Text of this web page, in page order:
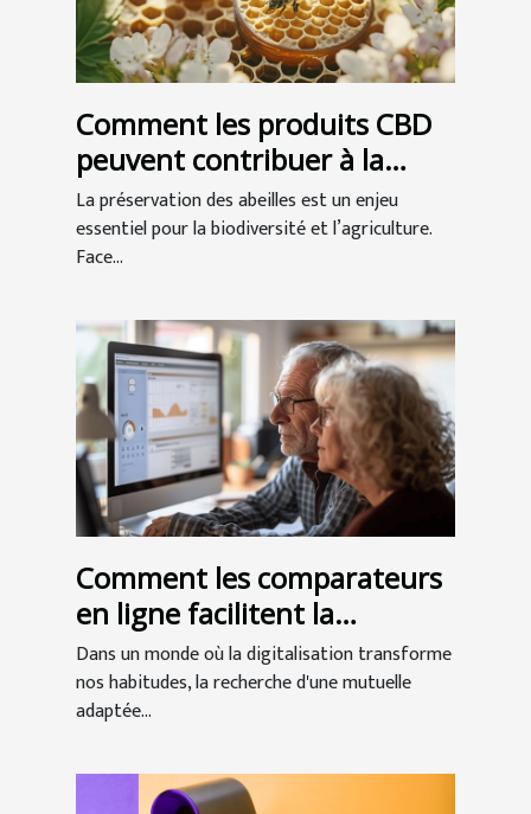
Comment les produits CBD
peuvent contribuer à la
préservation des abeilles ?
La préservation des abeilles est un enjeu
essentiel pour la biodiversité et l’agriculture.
Face...
Comment les comparateurs
en ligne facilitent la
recherche de mutuelles
seniors
Dans un monde où la digitalisation transforme
nos habitudes, la recherche d'une mutuelle
adaptée...